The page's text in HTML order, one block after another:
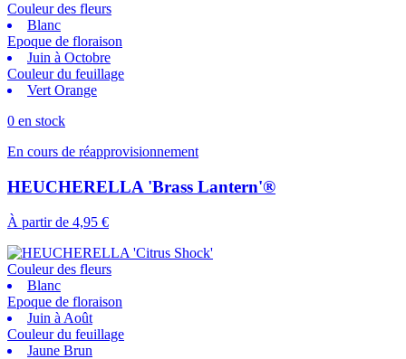
Couleur des fleurs
Blanc
Epoque de floraison
Juin à Octobre
Couleur du feuillage
Vert Orange
0 en stock
En cours de réapprovisionnement
HEUCHERELLA 'Brass Lantern'®
À partir de 4,95 €
Couleur des fleurs
Blanc
Epoque de floraison
Juin à Août
Couleur du feuillage
Jaune Brun